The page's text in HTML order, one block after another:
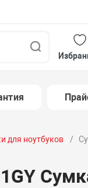
для ноутбуков